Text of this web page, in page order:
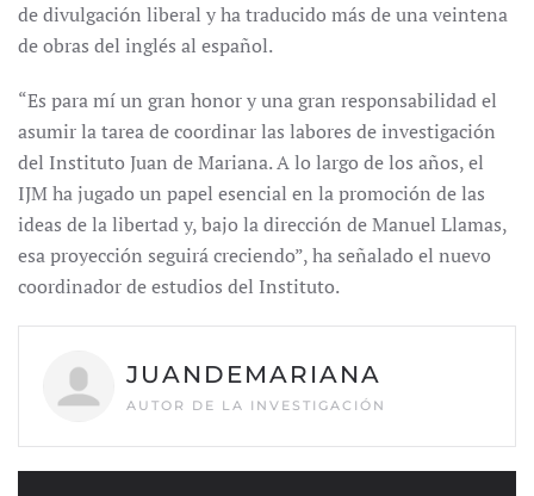
de divulgación liberal y ha traducido más de una veintena
de obras del inglés al español.
“Es para mí un gran honor y una gran responsabilidad el
asumir la tarea de coordinar las labores de investigación
del Instituto Juan de Mariana. A lo largo de los años, el
IJM ha jugado un papel esencial en la promoción de las
ideas de la libertad y, bajo la dirección de Manuel Llamas,
esa proyección seguirá creciendo”, ha señalado el nuevo
coordinador de estudios del Instituto.
JUANDEMARIANA
AUTOR DE LA INVESTIGACIÓN